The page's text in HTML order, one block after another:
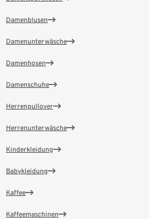
Damenblusen
Damenunterwäsche
Damenhosen
Damenschuhe
Herrenpullover
Herrenunterwäsche
Kinderkleidung
Babykleidung
Kaffee
Kaffeemaschinen